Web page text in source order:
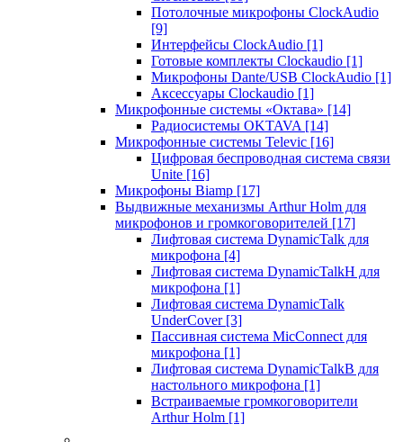
Потолочные микрофоны ClockAudio
[9]
Интерфейсы ClockAudio [1]
Готовые комплекты Clockaudio [1]
Микрофоны Dante/USB ClockAudio [1]
Аксессуары Clockaudio [1]
Микрофонные системы «Октава» [14]
Радиосистемы OKTAVA [14]
Микрофонные системы Televic [16]
Цифровая беспроводная система связи
Unite [16]
Микрофоны Biamp [17]
Выдвижные механизмы Arthur Holm для
микрофонов и громкоговорителей [17]
Лифтовая система DynamicTalk для
микрофона [4]
Лифтовая система DynamicTalkH для
микрофона [1]
Лифтовая система DynamicTalk
UnderCover [3]
Пассивная система MicConnect для
микрофона [1]
Лифтовая система DynamicTalkB для
настольного микрофона [1]
Встраиваемые громкоговорители
Arthur Holm [1]